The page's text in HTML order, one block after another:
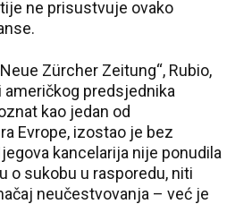
ne prisustvuje ovako
Zürcher Zeitung“, Rubio,
predsjednika
kao jedan od
Evrope, izostao je bez
kancelarija nije ponudila
o sukobu u rasporedu, niti
neučestvovanja – već je